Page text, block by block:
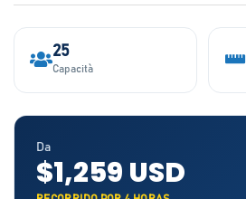
25
Capacità
Da
$1,259 USD